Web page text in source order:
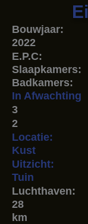
Bouwjaar:
2022
E.P.C:
Slaapkamers:
Badkamers:
In Afwachting
3
2
Locatie:
Kust
Uitzicht:
Tuin
Luchthaven:
28
km